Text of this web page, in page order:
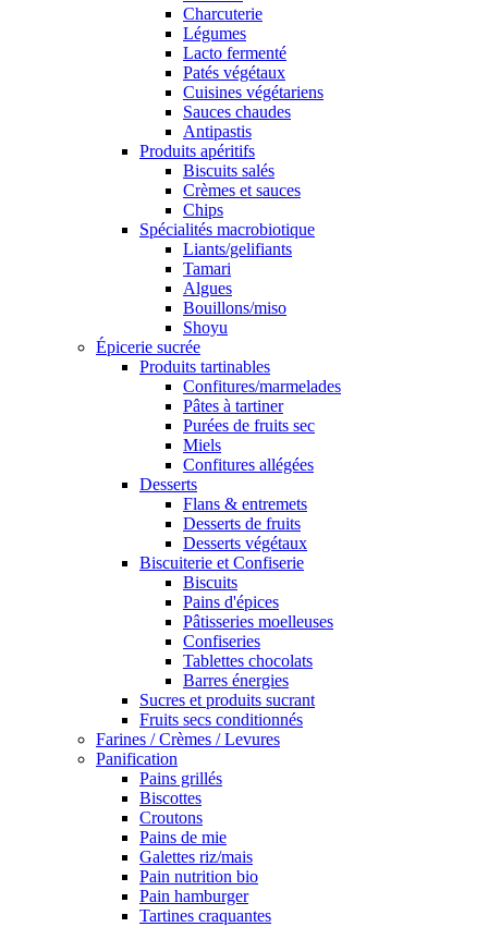
Charcuterie
Légumes
Lacto fermenté
Patés végétaux
Cuisines végétariens
Sauces chaudes
Antipastis
Produits apéritifs
Biscuits salés
Crèmes et sauces
Chips
Spécialités macrobiotique
Liants/gelifiants
Tamari
Algues
Bouillons/miso
Shoyu
Épicerie sucrée
Produits tartinables
Confitures/marmelades
Pâtes à tartiner
Purées de fruits sec
Miels
Confitures allégées
Desserts
Flans & entremets
Desserts de fruits
Desserts végétaux
Biscuiterie et Confiserie
Biscuits
Pains d'épices
Pâtisseries moelleuses
Confiseries
Tablettes chocolats
Barres énergies
Sucres et produits sucrant
Fruits secs conditionnés
Farines / Crèmes / Levures
Panification
Pains grillés
Biscottes
Croutons
Pains de mie
Galettes riz/mais
Pain nutrition bio
Pain hamburger
Tartines craquantes